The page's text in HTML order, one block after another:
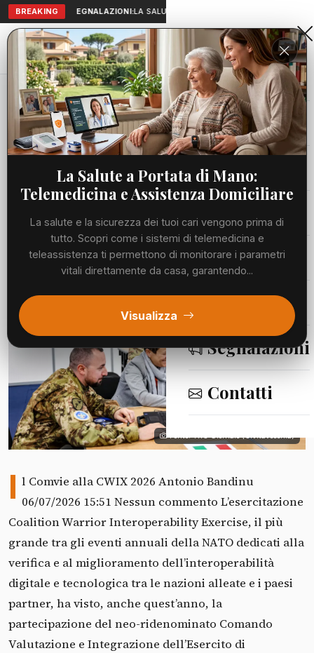
BREAKING SEGNALAZIONI:LA SALUTE A PORTATA DI MANO:
Aranova • NET
PORTALE UTILE AL TERRITORIO
Home
Cronaca
Viabilità
Utilità
Meteo
Eventi
Segnalazioni
Contatti
Cronaca Il Comvie alla CWIX 2026 - TRC Giornale
CRONACA
Il Comvie alla CWIX 2026 - TRC
Giornale
Fonte: TRC Giornale (Civitavecchia)
I l Comvie alla CWIX 2026 Antonio Bandinu
06/07/2026 15:51 Nessun commento L’esercitazione
Coalition Warrior Interoperability Exercise, il più
grande tra gli eventi annuali della NATO dedicati alla
verifica e al miglioramento dell’interoperabilità
digitale e tecnologica tra le nazioni alleate e i paesi
partner, ha visto, anche quest’anno, la
partecipazione del neo-ridenominato Comando
Valutazione e Integrazione dell’Esercito di
La Salute a Portata di Mano:
Telemedicina e Assistenza Domiciliare
La salute e la sicurezza dei tuoi cari vengono prima di
tutto. Scopri come i sistemi di telemedicina e
teleassistenza ti permettono di monitorare i parametri
vitali direttamente da casa, garantendo...
Visualizza